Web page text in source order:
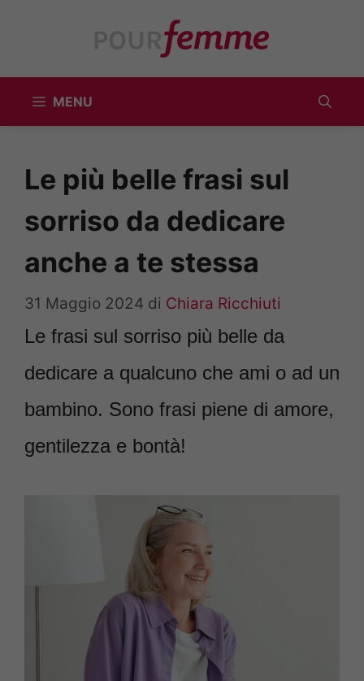
MENU
Le più belle frasi sul
sorriso da dedicare
anche a te stessa
31 Maggio 2024 di Chiara Ricchiuti
Le frasi sul sorriso più belle da
dedicare a qualcuno che ami o ad un
bambino. Sono frasi piene di amore,
gentilezza e bontà!